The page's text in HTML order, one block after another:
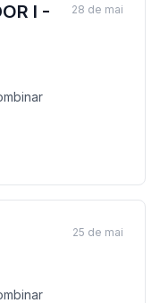
I -
28 de mai
25 de mai